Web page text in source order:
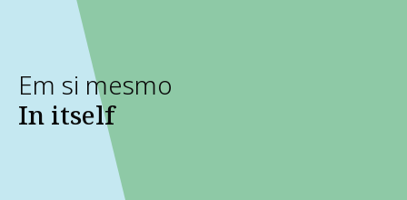
Em si mesmo
In itself